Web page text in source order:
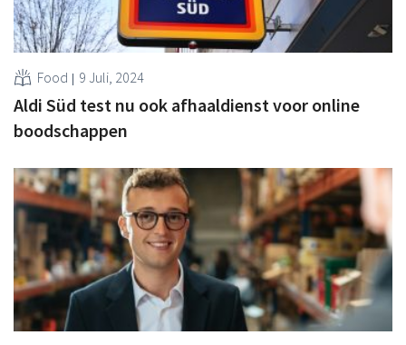
Food 9 Juli, 2024
Aldi Süd test nu ook afhaaldienst voor online
boodschappen